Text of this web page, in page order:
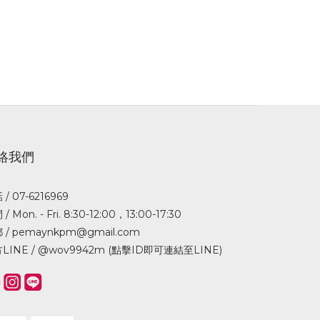
我們
/ 07-6216969
/ Mon. - Fri. 8:30-12:00，13:00-17:30
/ pemaynkpm@gmail.com
LINE / @wov9942m (點擊ID即可連結至LINE)